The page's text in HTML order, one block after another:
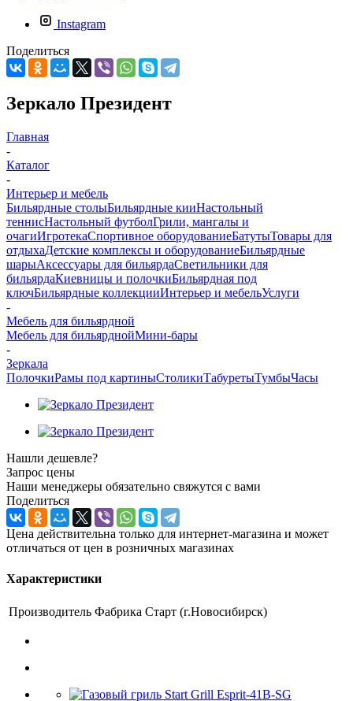
Instagram
Поделиться
Зеркало Президент
Главная
-
Каталог
-
Интерьер и мебель
Бильярдные столыБильярдные кииНастольный
теннисНастольный футболГрили, мангалы и
очагиИгротекаСпортивное оборудованиеБатутыТовары для
отдыхаДетские комплексы и оборудованиеБильярдные
шарыАксессуары для бильярдаСветильники для
бильярдаКиевницы и полочкиБильярдная под
ключБильярдные коллекцииИнтерьер и мебельУслуги
-
Мебель для бильярдной
Мебель для бильярднойМини-бары
-
Зеркала
ПолочкиРамы под картиныСтоликиТабуретыТумбыЧасы
Нашли дешевле?
Запрос цены
Наши менеджеры обязательно свяжутся с вами
Поделиться
Цена действительна только для интернет-магазина и может
отличаться от цен в розничных магазинах
Характеристики
Производитель Фабрика Старт (г.Новосибирск)